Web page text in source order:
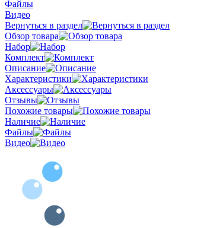
Файлы
Видео
Вернуться в раздел
Обзор товара
Набор
Комплект
Описание
Характеристики
Аксессуары
Отзывы
Похожие товары
Наличие
Файлы
Видео